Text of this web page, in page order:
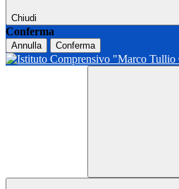
Chiudi
Conferma
Annulla Conferma